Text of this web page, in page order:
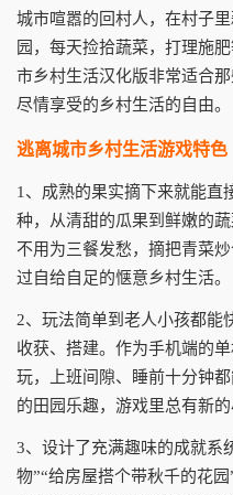
城市喧嚣的回村人，在村子
园，每天捡拾蔬菜，打理施
市乡村生活汉化版非常适合
尽情享受的乡村生活的自由。
逃离城市乡村生活游戏特色
1、成熟的果实摘下来就能直
种，从清甜的瓜果到鲜嫩的
不用为三餐发愁，摘把青菜
过自给自足的惬意乡村生活。
2、玩法简单到老人小孩都能
收获、搭建。作为手机端的
玩，上班间隙、睡前十分钟
的田园乐趣，游戏里总有新的
3、设计了充满趣味的成就系
物”“给房屋搭个带秋千的花